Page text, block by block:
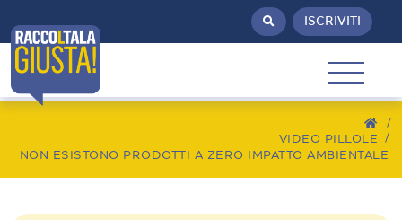
ISCRIVITI
/
VIDEO PILLOLE
NON ESISTONO PRODOTTI A ZERO IMPATTO AMBIENTALE